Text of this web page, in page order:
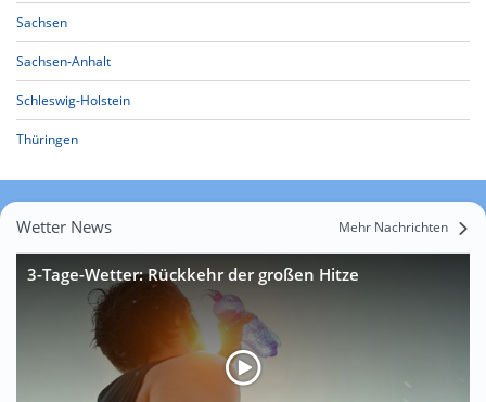
Sachsen
Sachsen-Anhalt
Schleswig-Holstein
Thüringen
Wetter News Mehr Nachrichten
3-Tage-Wetter: Rückkehr der großen Hitze